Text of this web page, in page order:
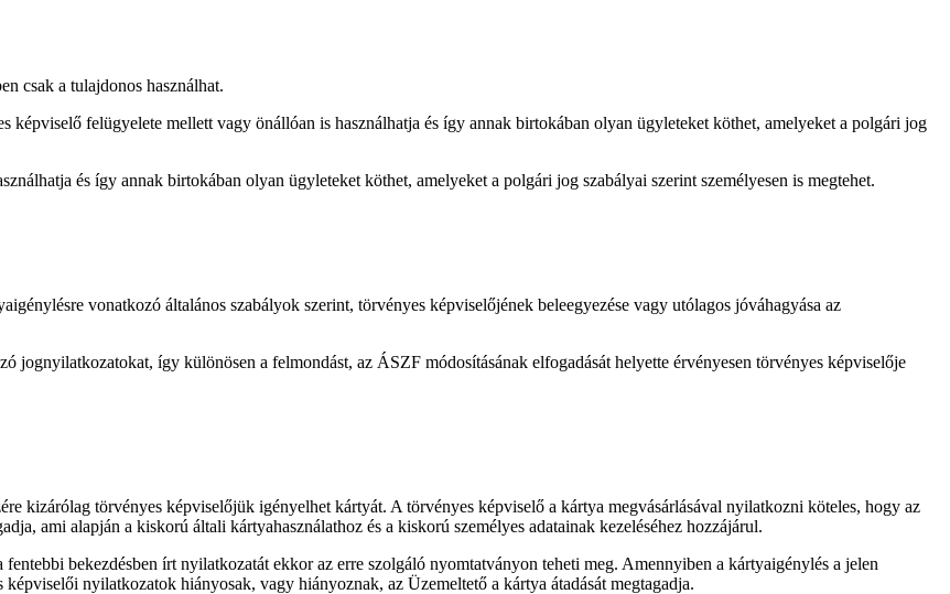
csak a tulajdonos használhat.
felügyelete mellett vagy önállóan is használhatja és így annak birtokában olyan ügyleteket köthet, amelyeket a polgári jog
és így annak birtokában olyan ügyleteket köthet, amelyeket a polgári jog szabályai szerint személyesen is megtehet.
vonatkozó általános szabályok szerint, törvényes képviselőjének beleegyezése vagy utólagos jóváhagyása az
jognyilatkozatokat, így különösen a felmondást, az ÁSZF módosításának elfogadását helyette érvényesen törvényes képviselője
kizárólag törvényes képviselőjük igényelhet kártyát. A törvényes képviselő a kártya megvásárlásával nyilatkozni köteles, hogy az
ami alapján a kiskorú általi kártyahasználathoz és a kiskorú személyes adatainak kezeléséhez hozzájárul.
bekezdésben írt nyilatkozatát ekkor az erre szolgáló nyomtatványon teheti meg. Amennyiben a kártyaigénylés a jelen
nyilatkozatok hiányosak, vagy hiányoznak, az Üzemeltető a kártya átadását megtagadja.